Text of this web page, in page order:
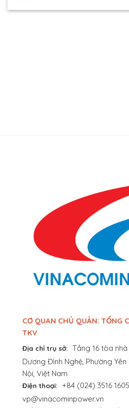
CƠ QUAN CHỦ QUẢN: TỔNG
TKV
Địa chỉ trụ sở: Tầng 16 tòa
Dương Đình Nghệ, Phường Yên
Nội, Việt Nam
Điện thoại: +84 (024) 3516 1605
vp@vinacominpower.vn